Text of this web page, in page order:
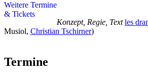
Weitere Termine
& Tickets
Konzept, Regie, Textles
Musiol, Christian Tschirner)
Termine